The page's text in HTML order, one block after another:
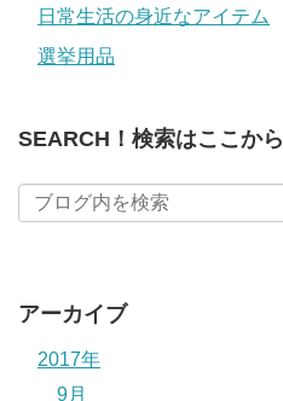
日常生活の身近なアイテム
選挙用品
SEARCH！検索はここから
アーカイブ
2017年
9月